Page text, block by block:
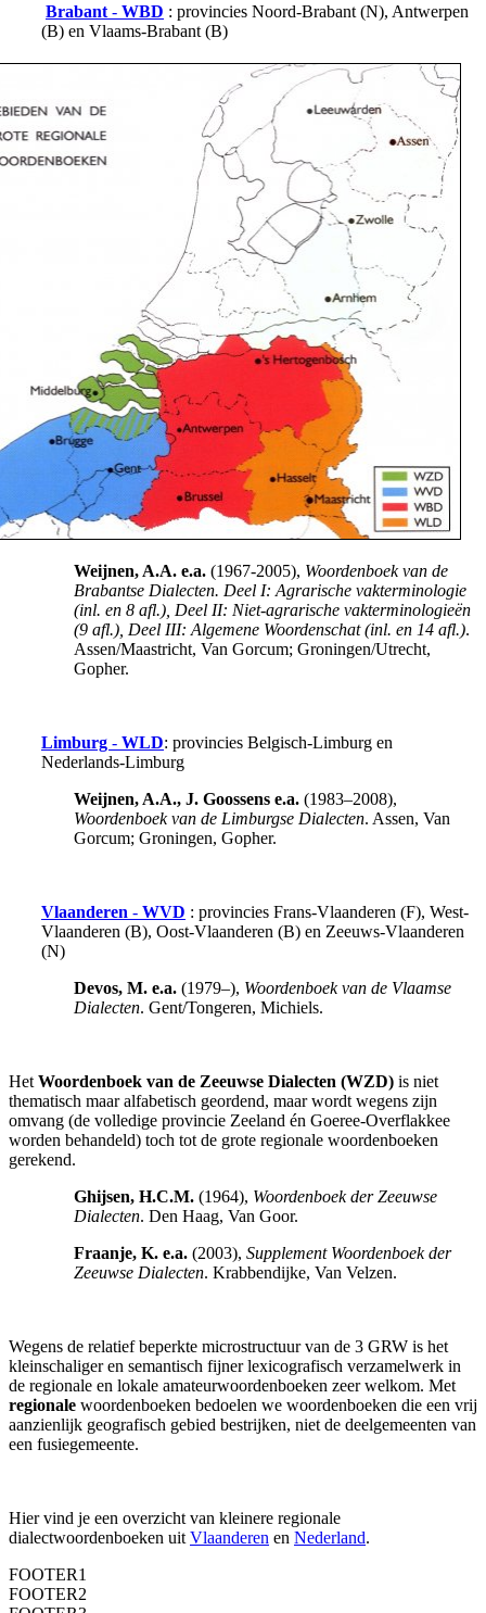
Brabant - WBD : provincies Noord-Brabant (N), Antwerpen
(B) en Vlaams-Brabant (B)
Weijnen, A.A. e.a. (1967-2005), Woordenboek van de
Brabantse Dialecten. Deel I: Agrarische vakterminologie
(inl. en 8 afl.), Deel II: Niet-agrarische vakterminologieën
(9 afl.), Deel III: Algemene Woordenschat (inl. en 14 afl.).
Assen/Maastricht, Van Gorcum; Groningen/Utrecht,
Gopher.
Limburg - WLD: provincies Belgisch-Limburg en
Nederlands-Limburg
Weijnen, A.A., J. Goossens e.a. (1983–2008),
Woordenboek van de Limburgse Dialecten. Assen, Van
Gorcum; Groningen, Gopher.
Vlaanderen - WVD : provincies Frans-Vlaanderen (F), West-
Vlaanderen (B), Oost-Vlaanderen (B) en Zeeuws-Vlaanderen
(N)
Devos, M. e.a. (1979–), Woordenboek van de Vlaamse
Dialecten. Gent/Tongeren, Michiels.
Het Woordenboek van de Zeeuwse Dialecten (WZD) is niet
thematisch maar alfabetisch geordend, maar wordt wegens zijn
omvang (de volledige provincie Zeeland én Goeree-Overflakkee
worden behandeld) toch tot de grote regionale woordenboeken
gerekend.
Ghijsen, H.C.M. (1964), Woordenboek der Zeeuwse
Dialecten. Den Haag, Van Goor.
Fraanje, K. e.a. (2003), Supplement Woordenboek der
Zeeuwse Dialecten. Krabbendijke, Van Velzen.
Wegens de relatief beperkte microstructuur van de 3 GRW is het
kleinschaliger en semantisch fijner lexicografisch verzamelwerk in
de regionale en lokale amateurwoordenboeken zeer welkom. Met
regionale woordenboeken bedoelen we woordenboeken die een vrij
aanzienlijk geografisch gebied bestrijken, niet de deelgemeenten van
een fusiegemeente.
Hier vind je een overzicht van kleinere regionale
dialectwoordenboeken uit Vlaanderen en Nederland.
FOOTER1
FOOTER2